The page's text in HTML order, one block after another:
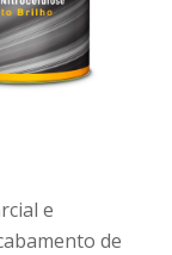
e
de